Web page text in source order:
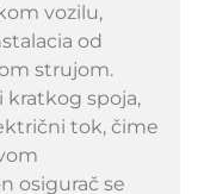
vozilu,
od
strujom.
kratkog spoja,
tok, čime
osigurač se